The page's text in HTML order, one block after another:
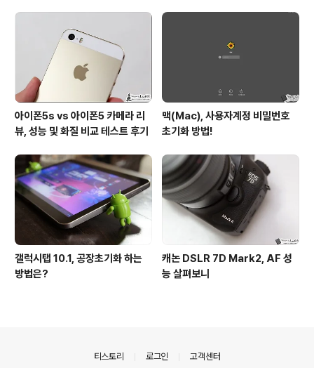
아이폰5s vs 아이폰5 카메라 리
뷰, 성능 및 화질 비교 테스트 후기
맥(Mac), 사용자계정 비밀번호
초기화 방법!
갤럭시탭 10.1, 공장초기화 하는
방법은?
캐논 DSLR 7D Mark2, AF 성
능 살펴보니
티스토리 로그인 고객센터